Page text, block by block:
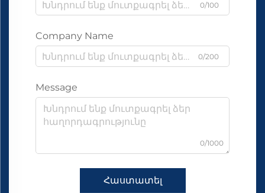
0/100
Company Name
0/200
Message
0/1000
Հաստատել